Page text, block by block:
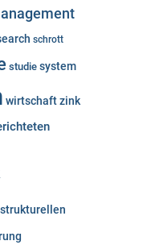
schrott
studie system
wirtschaftzink